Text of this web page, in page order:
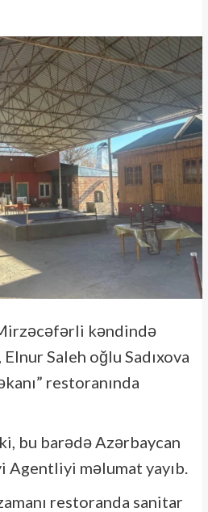
kəndində
Saleh oğlu Sadıxova
restoranında
bu barədə Azərbaycan
məlumat yayıb.
restoranda sanitar